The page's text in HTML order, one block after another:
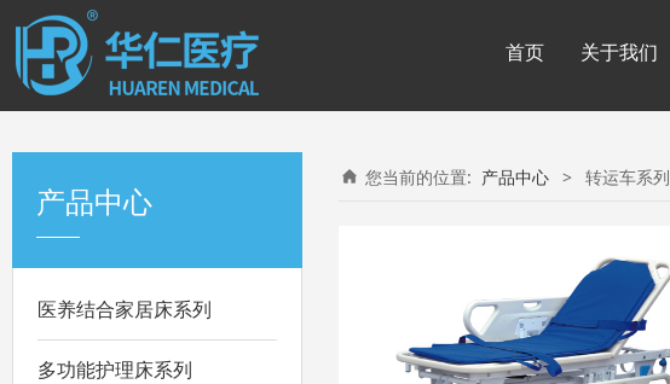
首页 关于我们
产品中心
医养结合家居床系列
多功能护理床系列
您当前的位置: 产品中心 > 转运车系列